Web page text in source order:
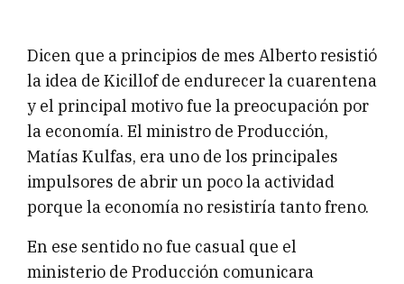
Dicen que a principios de mes Alberto resistió
la idea de Kicillof de endurecer la cuarentena
y el principal motivo fue la preocupación por
la economía. El ministro de Producción,
Matías Kulfas, era uno de los principales
impulsores de abrir un poco la actividad
porque la economía no resistiría tanto freno.
En ese sentido no fue casual que el
ministerio de Producción comunicara